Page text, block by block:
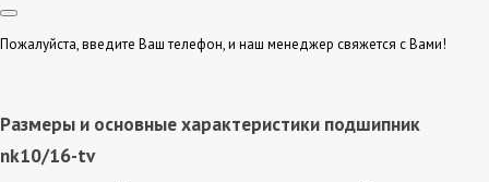
Пожалуйста, введите Ваш телефон, и наш менеджер свяжется с Вами!
Размеры и основные характеристики подшипник
nk10/16-tv